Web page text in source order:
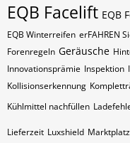
EQB Facelift EQB
EQB Winterreifen erFAHREN
Forenregeln Geräusche
Innovationsprämie Inspektion
Kollisionserkennung
Kühlmittel nachfüllen
Lieferzeit Luxshield Marktplatz